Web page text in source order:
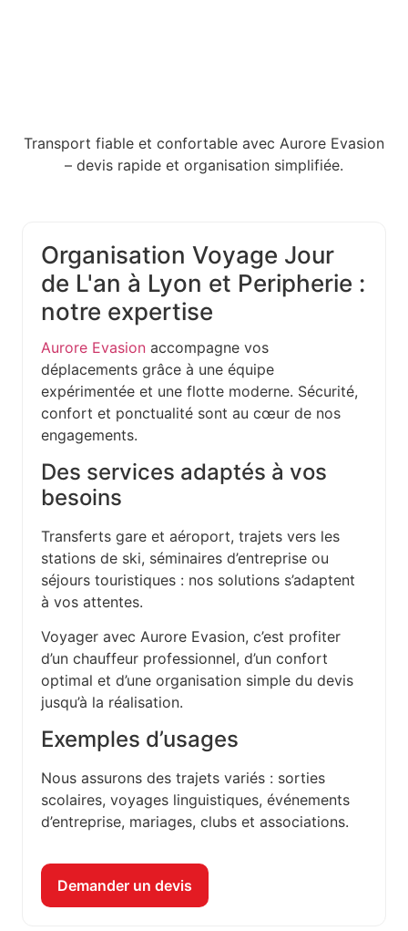
Transport fiable et confortable avec Aurore Evasion
– devis rapide et organisation simplifiée.
Organisation Voyage Jour
de L'an à Lyon et Peripherie :
notre expertise
Aurore Evasion accompagne vos
déplacements grâce à une équipe
expérimentée et une flotte moderne. Sécurité,
confort et ponctualité sont au cœur de nos
engagements.
Des services adaptés à vos
besoins
Transferts gare et aéroport, trajets vers les
stations de ski, séminaires d’entreprise ou
séjours touristiques : nos solutions s’adaptent
à vos attentes.
Voyager avec Aurore Evasion, c’est profiter
d’un chauffeur professionnel, d’un confort
optimal et d’une organisation simple du devis
jusqu’à la réalisation.
Exemples d’usages
Nous assurons des trajets variés : sorties
scolaires, voyages linguistiques, événements
d’entreprise, mariages, clubs et associations.
Demander un devis